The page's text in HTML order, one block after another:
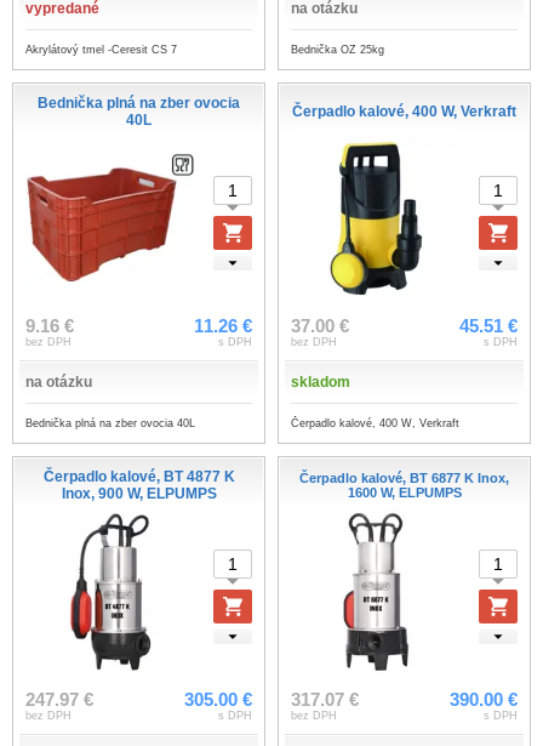
vypredané
Akrylátový tmel -Ceresit CS 7
na otázku
Bednička OZ 25kg
Bednička plná na zber ovocia
40L
9.16 €
bez DPH
11.26 €
s DPH
na otázku
Bednička plná na zber ovocia 40L
Čerpadlo kalové, 400 W, Verkraft
37.00 €
bez DPH
45.51 €
s DPH
skladom
Čerpadlo kalové, 400 W, Verkraft
Čerpadlo kalové, BT 4877 K
Inox, 900 W, ELPUMPS
247.97 €
bez DPH
305.00 €
s DPH
Čerpadlo kalové, BT 6877 K Inox,
1600 W, ELPUMPS
317.07 €
bez DPH
390.00 €
s DPH